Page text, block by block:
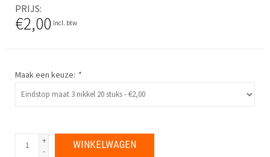
PRIJS
€2,00 Incl. btw
Maak een keuze: *
+
-
WINKELWAGEN